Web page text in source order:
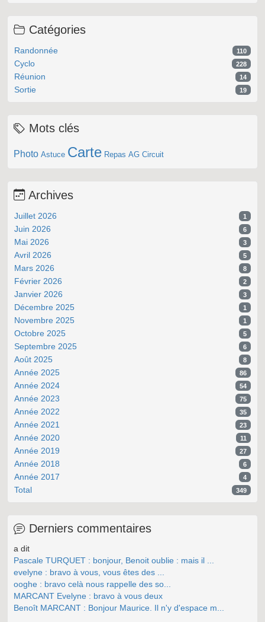
Catégories
Randonnée 110
Cyclo 228
Réunion 14
Sortie 19
Mots clés
Photo Astuce Carte Repas AG Circuit
Archives
Juillet 2026 1
Juin 2026 6
Mai 2026 3
Avril 2026 5
Mars 2026 8
Février 2026 2
Janvier 2026 3
Décembre 2025 1
Novembre 2025 1
Octobre 2025 5
Septembre 2025 6
Août 2025 8
Année 2025 86
Année 2024 54
Année 2023 75
Année 2022 35
Année 2021 23
Année 2020 11
Année 2019 27
Année 2018 6
Année 2017 4
Total 349
Derniers commentaires
a dit
Pascale TURQUET : bonjour, Benoit oublie : mais il ...
evelyne : bravo à vous, vous êtes des ...
ooghe : bravo celà nous rappelle des so...
MARCANT Evelyne : bravo à vous deux
Benoît MARCANT : Bonjour Maurice. Il n'y d'espace m...